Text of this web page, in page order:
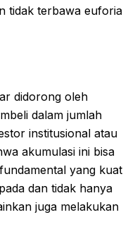
tidak terbawa euforia
didorong oleh
dalam jumlah
institusional atau
akumulasi ini bisa
yang kuat
dan tidak hanya
juga melakukan